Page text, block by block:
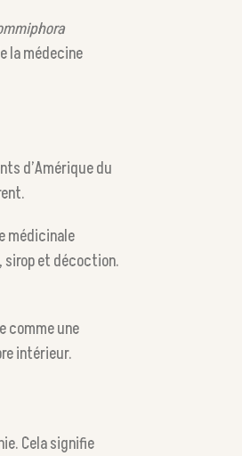
la médecine
d’Amérique du
médicinale
sirop et décoction.
comme une
intérieur.
Cela signifie